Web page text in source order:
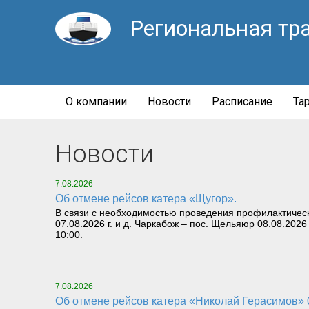
Региональная
О компании Новости Расписание
Новости
7.08.2026
Об отмене рейсов катера «Щугор».
В связи с необходимостью проведения
07.08.2026 г. и д. Чаркабож – пос. Щельяюр
10:00.
7.08.2026
Об отмене рейсов катера «Николай Герасимов»